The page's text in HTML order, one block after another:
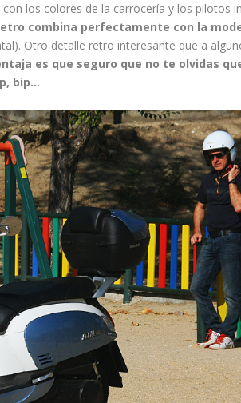
los colores de la carrocería y los pilotos
combina perfectamente con la
Otro detalle retro interesante que a
es que seguro que no te olvidas
bip…